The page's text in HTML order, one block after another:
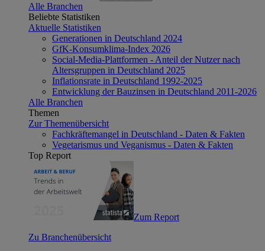
Alle Branchen
Beliebte Statistiken
Aktuelle Statistiken
Generationen in Deutschland 2024
GfK-Konsumklima-Index 2026
Social-Media-Plattformen - Anteil der Nutzer nach
Altersgruppen in Deutschland 2025
Inflationsrate in Deutschland 1992-2025
Entwicklung der Bauzinsen in Deutschland 2011-2026
Alle Branchen
Themen
Zur Themenübersicht
Fachkräftemangel in Deutschland - Daten & Fakten
Vegetarismus und Veganismus - Daten & Fakten
Top Report
Zum Report
Zu Branchenübersicht